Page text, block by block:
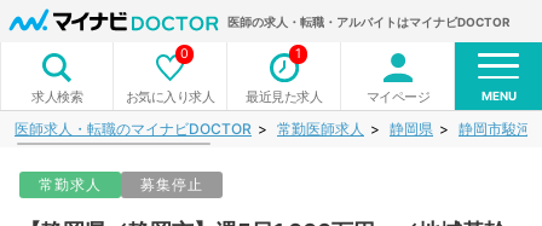
医師の求人・転職・アルバイトはマイナビDOCTOR
求人検索 お気に入り求人
0
最近見た求人
1
マイページ MENU
医師求人・転職のマイナビDOCTOR 常勤医師求人 静岡県 静岡市駿河
常勤求人 募集停止